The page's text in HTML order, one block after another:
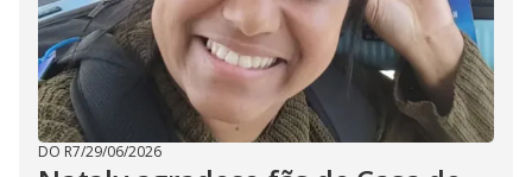
DO R7/29/06/2026